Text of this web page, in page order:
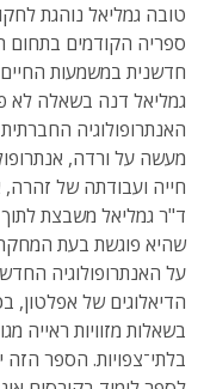
ספריה הקודמים בתחום
חדשנית במשמעות
גמליאל דנה בשאלה לא
האנתרופולוגיה
מעשה על ורדה,
חייה ועבודתה של זהרה,
ד"ר גמליאל משבצת
שהיא פוגשת בעת
על האנתרופולוגיה
הדיאלוגים של אפלטון,
בשאלות מזוויות ראייה
בלתי־צפויות. הספר הזה